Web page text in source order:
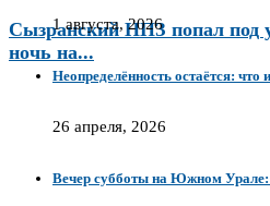
Сызранский НПЗ попал под
ночь на...
1 августа, 2026
Неопределённость остаётся:
26 апреля, 2026
Вечер субботы на Южном Урале: